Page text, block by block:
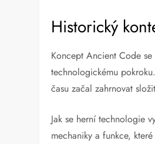
Historický
Koncept Ancient Code
technologickému
času začal zahrnovat
Jak se herní technologie
mechaniky a funkce,